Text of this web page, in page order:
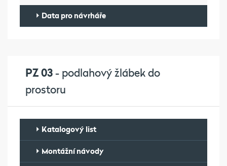
Data pro návrháře
PZ 03- podlahový žlábek do
prostoru
Katalogový list
Montážní návody